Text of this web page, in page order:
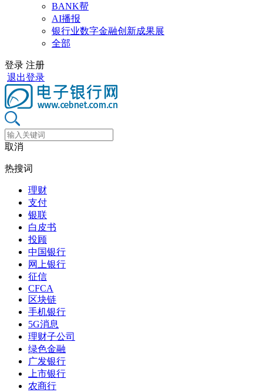
BANK帮
AI播报
银行业数字金融创新成果展
全部
登录 注册
退出登录
取消
热搜词
理财
支付
银联
白皮书
投顾
中国银行
网上银行
征信
CFCA
区块链
手机银行
5G消息
理财子公司
绿色金融
广发银行
上市银行
农商行